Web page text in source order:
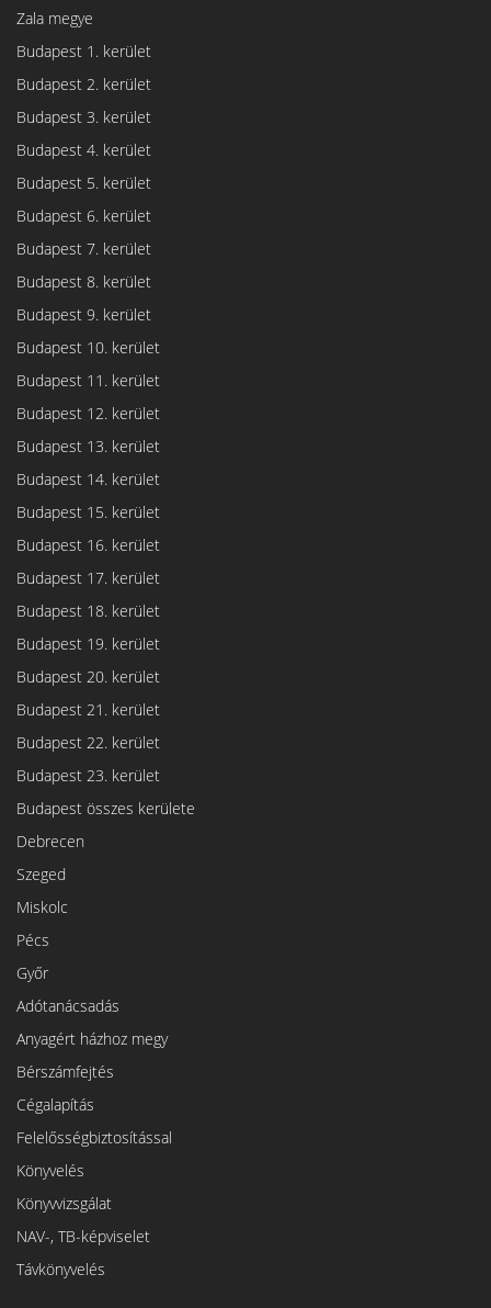
Zala megye
Budapest 1. kerület
Budapest 2. kerület
Budapest 3. kerület
Budapest 4. kerület
Budapest 5. kerület
Budapest 6. kerület
Budapest 7. kerület
Budapest 8. kerület
Budapest 9. kerület
Budapest 10. kerület
Budapest 11. kerület
Budapest 12. kerület
Budapest 13. kerület
Budapest 14. kerület
Budapest 15. kerület
Budapest 16. kerület
Budapest 17. kerület
Budapest 18. kerület
Budapest 19. kerület
Budapest 20. kerület
Budapest 21. kerület
Budapest 22. kerület
Budapest 23. kerület
Budapest összes kerülete
Debrecen
Szeged
Miskolc
Pécs
Győr
Adótanácsadás
Anyagért házhoz megy
Bérszámfejtés
Cégalapítás
Felelősségbiztosítással
Könyvelés
Könyvvizsgálat
NAV-, TB-képviselet
Távkönyvelés